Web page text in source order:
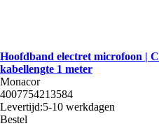
Hoofdband electret microfoon |
kabellengte 1 meter
Monacor
4007754213584
Levertijd:5-10 werkdagen
Bestel